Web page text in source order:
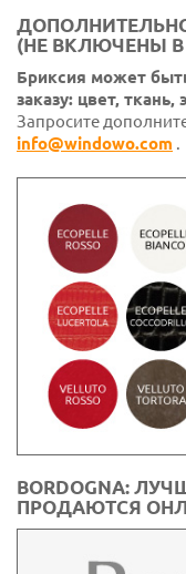
(НЕ ВКЛЮЧЕНЫ В
Бриксия может
заказу: цвет, ткань,
Запросите
info@windowo.com .
BORDOGNA:
ПРОДАЮТСЯ